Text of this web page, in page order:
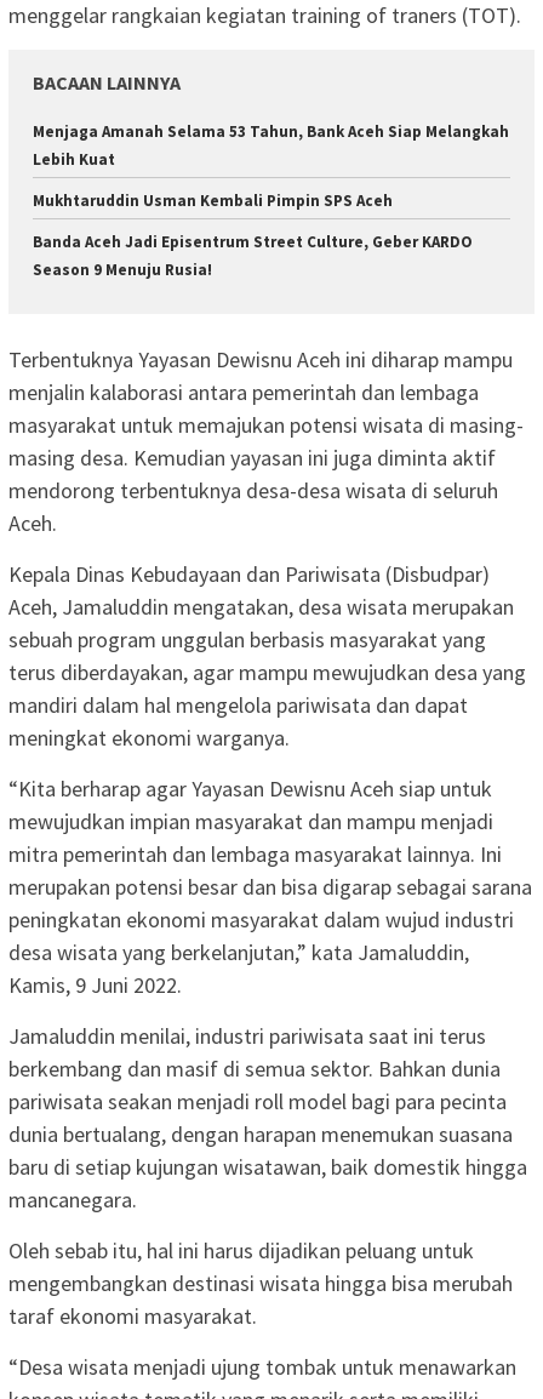
menggelar rangkaian kegiatan training of traners (TOT).
BACAAN LAINNYA
Menjaga Amanah Selama 53 Tahun, Bank Aceh Siap Melangkah
Lebih Kuat
Mukhtaruddin Usman Kembali Pimpin SPS Aceh
Banda Aceh Jadi Episentrum Street Culture, Geber KARDO
Season 9 Menuju Rusia!
Terbentuknya Yayasan Dewisnu Aceh ini diharap mampu
menjalin kalaborasi antara pemerintah dan lembaga
masyarakat untuk memajukan potensi wisata di masing-
masing desa. Kemudian yayasan ini juga diminta aktif
mendorong terbentuknya desa-desa wisata di seluruh
Aceh.
Kepala Dinas Kebudayaan dan Pariwisata (Disbudpar)
Aceh, Jamaluddin mengatakan, desa wisata merupakan
sebuah program unggulan berbasis masyarakat yang
terus diberdayakan, agar mampu mewujudkan desa yang
mandiri dalam hal mengelola pariwisata dan dapat
meningkat ekonomi warganya.
“Kita berharap agar Yayasan Dewisnu Aceh siap untuk
mewujudkan impian masyarakat dan mampu menjadi
mitra pemerintah dan lembaga masyarakat lainnya. Ini
merupakan potensi besar dan bisa digarap sebagai sarana
peningkatan ekonomi masyarakat dalam wujud industri
desa wisata yang berkelanjutan,” kata Jamaluddin,
Kamis, 9 Juni 2022.
Jamaluddin menilai, industri pariwisata saat ini terus
berkembang dan masif di semua sektor. Bahkan dunia
pariwisata seakan menjadi roll model bagi para pecinta
dunia bertualang, dengan harapan menemukan suasana
baru di setiap kujungan wisatawan, baik domestik hingga
mancanegara.
Oleh sebab itu, hal ini harus dijadikan peluang untuk
mengembangkan destinasi wisata hingga bisa merubah
taraf ekonomi masyarakat.
“Desa wisata menjadi ujung tombak untuk menawarkan